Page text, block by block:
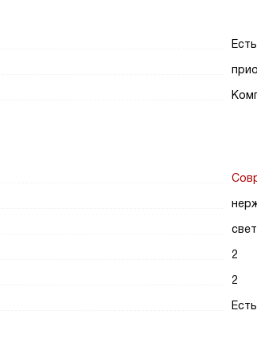
Есть
2
2
Есть